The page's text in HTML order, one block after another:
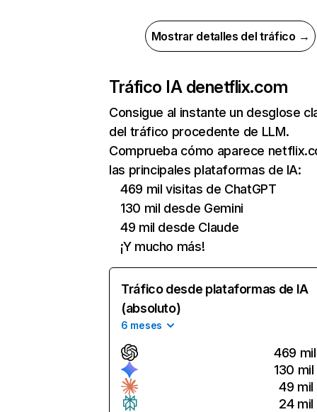
Mostrar detalles del tráfico →
Tráfico IA denetflix.com
Consigue al instante un desglose
del tráfico procedente de LLM.
Comprueba cómo aparece
las principales plataformas de IA:
469 mil visitas de ChatGPT
130 mil desde Gemini
49 mil desde Claude
¡Y mucho más!
Tráfico desde plataformas de IA
(absoluto)
6 meses
469 mil
130 mil
49 mil
24 mil